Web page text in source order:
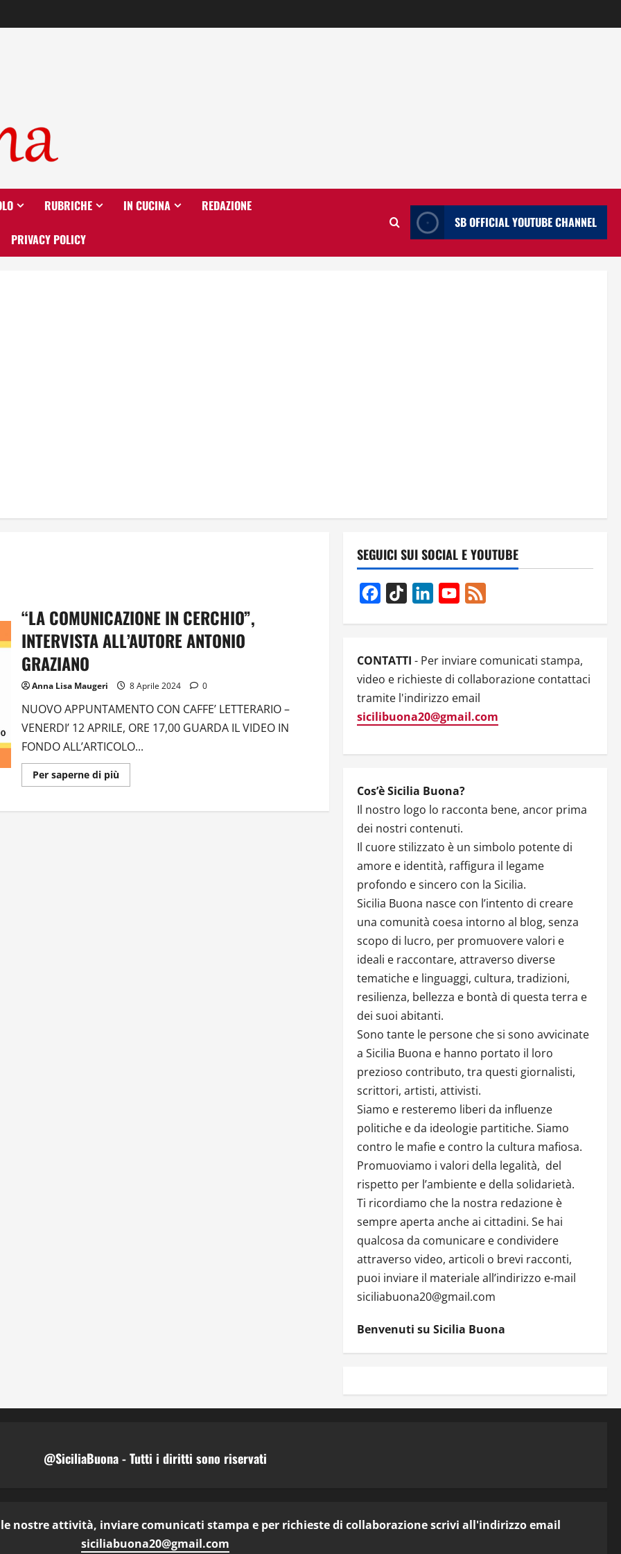
RUBRICHE IN CUCINA REDAZIONE
PRIVACY POLICY
SB OFFICIAL YOUTUBE CHANNEL
“LA COMUNICAZIONE IN CERCHIO”,
INTERVISTA ALL’AUTORE ANTONIO
GRAZIANO
Anna Lisa Maugeri 8 Aprile 2024 0
NUOVO APPUNTAMENTO CON CAFFE’ LETTERARIO –
VENERDI’ 12 APRILE, ORE 17,00 GUARDA IL VIDEO IN
FONDO ALL’ARTICOLO...
Per saperne di piùUlteriori
informazioni
COMUNICAZIONE
SEGUICI SUI SOCIAL E YOUTUBE
Facebook
TikTok LinkedInYouTube
CONTATTI - Per inviare comunicati stampa,
video e richieste di collaborazione contattaci
tramite l'indirizzo email
sicilibuona20@gmail.com
Cos’è Sicilia Buona?
Il nostro logo lo racconta bene, ancor prima
dei nostri contenuti.
Il cuore stilizzato è un simbolo potente di
amore e identità, raffigura il legame
profondo e sincero con la Sicilia.
Sicilia Buona nasce con l’intento di creare
una comunità coesa intorno al blog, senza
scopo di lucro, per promuovere valori e
ideali e raccontare, attraverso diverse
tematiche e linguaggi, cultura, tradizioni,
resilienza, bellezza e bontà di questa terra e
dei suoi abitanti.
Sono tante le persone che si sono avvicinate
a Sicilia Buona e hanno portato il loro
prezioso contributo, tra questi giornalisti,
scrittori, artisti, attivisti.
Siamo e resteremo liberi da influenze
politiche e da ideologie partitiche. Siamo
contro le mafie e contro la cultura mafiosa.
Promuoviamo i valori della legalità, del
rispetto per l’ambiente e della solidarietà.
Ti ricordiamo che la nostra redazione è
sempre aperta anche ai cittadini. Se hai
qualcosa da comunicare e condividere
attraverso video, articoli o brevi racconti,
puoi inviare il materiale all’indirizzo e-mail
siciliabuona20@gmail.com
Benvenuti su Sicilia Buona
@SiciliaBuona - Tutti i diritti sono riservati
nostre attività, inviare comunicati stampa e per richieste di collaborazione scrivi all'indirizzo email
siciliabuona20@gmail.com